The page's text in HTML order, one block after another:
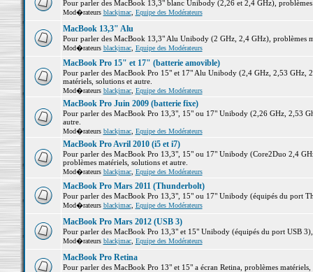
Pour parler des MacBook 13,3" blanc Unibody (2,26 et 2,4 GHz),
Mod�rateurs blackjmac, Equipe des Modérateurs
MacBook 13,3" Alu
Pour parler des MacBook 13,3" Alu Unibody (2 GHz, 2,4 GHz), problèmes
Mod�rateurs blackjmac, Equipe des Modérateurs
MacBook Pro 15" et 17" (batterie amovible)
Pour parler des MacBook Pro 15" et 17" Alu Unibody (2,4 GHz, 2,53 GHz,
matériels, solutions et autre.
Mod�rateurs blackjmac, Equipe des Modérateurs
MacBook Pro Juin 2009 (batterie fixe)
Pour parler des MacBook Pro 13,3", 15" ou 17" Unibody (2,26 GHz, 2,53
autre.
Mod�rateurs blackjmac, Equipe des Modérateurs
MacBook Pro Avril 2010 (i5 et i7)
Pour parler des MacBook Pro 13,3", 15" ou 17" Unibody (Core2Duo 2,4
problèmes matériels, solutions et autre.
Mod�rateurs blackjmac, Equipe des Modérateurs
MacBook Pro Mars 2011 (Thunderbolt)
Pour parler des MacBook Pro 13,3", 15" ou 17" Unibody (équipés du port
Mod�rateurs blackjmac, Equipe des Modérateurs
MacBook Pro Mars 2012 (USB 3)
Pour parler des MacBook Pro 13,3" et 15" Unibody (équipés du port USB
Mod�rateurs blackjmac, Equipe des Modérateurs
MacBook Pro Retina
Pour parler des MacBook Pro 13" et 15" a écran Retina, problèmes matériels,